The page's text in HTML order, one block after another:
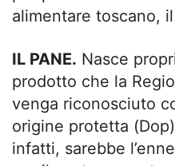
alimentare toscano,
IL PANE. Nasce
prodotto che la
venga riconosciuto
origine protetta
infatti, sarebbe